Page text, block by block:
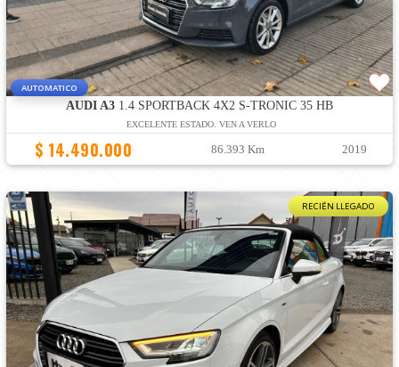
AUTOMATICO
AUDI A31.4 SPORTBACK 4X2 S-TRONIC 35 HB
EXCELENTE ESTADO. VEN A VERLO
$ 14.490.000 86.393 Km 2019
RECIÉN LLEGADO